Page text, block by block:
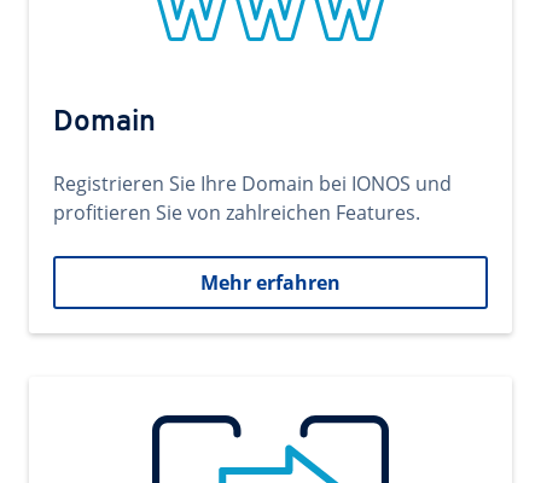
Domain
Registrieren Sie Ihre Domain bei IONOS und
profitieren Sie von zahlreichen Features.
Mehr erfahren